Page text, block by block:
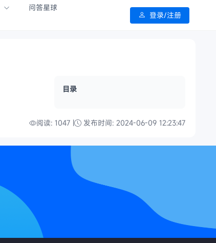
问答星球
登录/注册
目录
阅读: 1047 | 发布时间: 2024-06-09 12:23:47